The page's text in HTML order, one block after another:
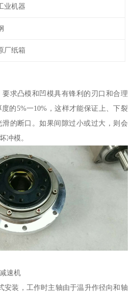
业机器
厂纸箱
求凸模和凹模具有锋利的刃口和合理
的5%一10%，这样才能保证上、下裂
的断口。如果间隙过小或过大，则会
冲模。
速机
安装，工作时主轴由于温升作径向和轴